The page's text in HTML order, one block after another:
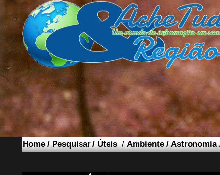
Home/Pesquisar/Úteis/Ambiente /Astronomia